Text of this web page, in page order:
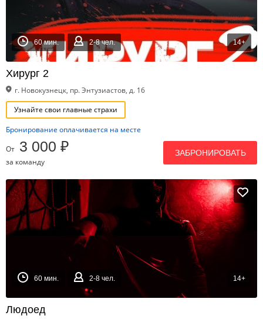
60 мин. 2-8 чел. 14+
Хирург 2
г. Новокузнецк, пр. Энтузиастов, д. 16
Узнайте свои главные страхи
Бронирование оплачивается на месте
От 3 000 ₽
за команду
ЗАБРОНИРОВАТЬ
60 мин. 2-8 чел. 14+
Людоед